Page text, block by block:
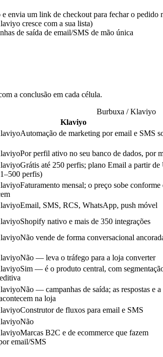
envia um link de checkout para fechar o pedido
cresce com a sua lista)
de saída de email/SMS de mão única
a conclusão em cada célula.
Burbuxa / Klaviyo
Klaviyo
Automação de marketing por email e SMS
Por perfil ativo no seu banco de dados, por
Grátis até 250 perfis; plano Email a partir de
perfis)
Faturamento mensal; o preço sobe conforme
Email, SMS, RCS, WhatsApp, push móvel
Shopify nativo e mais de 350 integrações
Não vende de forma conversacional
Não — leva o tráfego para a loja converter
Sim — é o produto central, com
Não — campanhas de saída; as respostas e a
na loja
Construtor de fluxos para email e SMS
Não
Marcas B2C e de ecommerce que fazem
email/SMS